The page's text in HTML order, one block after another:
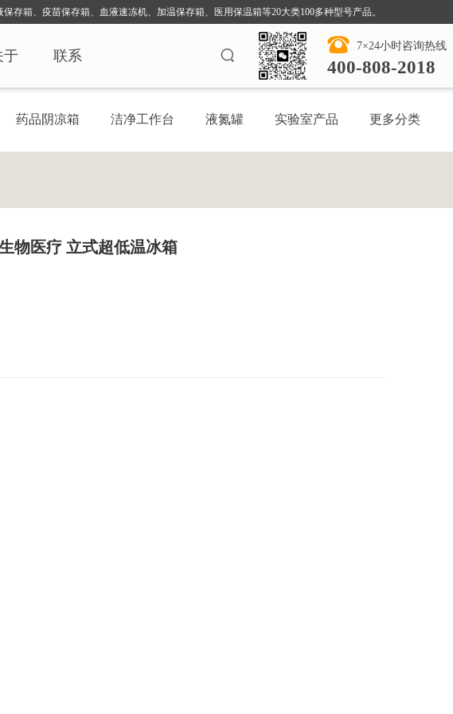
保存箱、疫苗保存箱、血液速冻机、加温保存箱、医用保温箱等20大类100多种型号产品。
于 联系
400-808-2018
7×24小时咨询热线
药品阴凉箱 洁净工作台 液氮罐 实验室产品 更多分类
物医疗 立式超低温冰箱